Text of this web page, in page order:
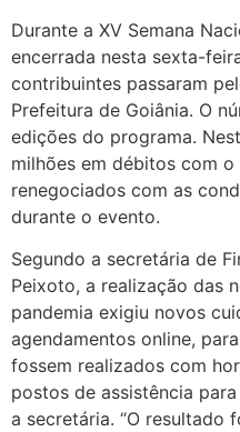
Durante a XV Semana
encerrada nesta sexta-
contribuintes passaram
Prefeitura de Goiânia. O
edições do programa.
milhões em débitos com
renegociados com as
durante o evento.
Segundo a secretária de
Peixoto, a realização das
pandemia exigiu novos
agendamentos online,
fossem realizados com
postos de assistência
a secretária. “O resultado